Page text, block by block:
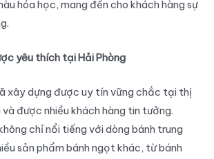
hóa học, mang đến cho khách hàng sự
yêu thích tại Hải Phòng
xây dựng được uy tín vững chắc tại thị
được nhiều khách hàng tin tưởng.
chỉ nổi tiếng với dòng bánh trung
sản phẩm bánh ngọt khác, từ bánh